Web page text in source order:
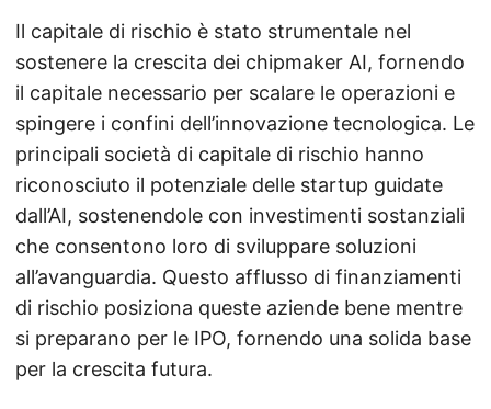
Il capitale di rischio è stato strumentale nel
sostenere la crescita dei chipmaker AI, fornendo
il capitale necessario per scalare le operazioni e
spingere i confini dell’innovazione tecnologica. Le
principali società di capitale di rischio hanno
riconosciuto il potenziale delle startup guidate
dall’AI, sostenendole con investimenti sostanziali
che consentono loro di sviluppare soluzioni
all’avanguardia. Questo afflusso di finanziamenti
di rischio posiziona queste aziende bene mentre
si preparano per le IPO, fornendo una solida base
per la crescita futura.